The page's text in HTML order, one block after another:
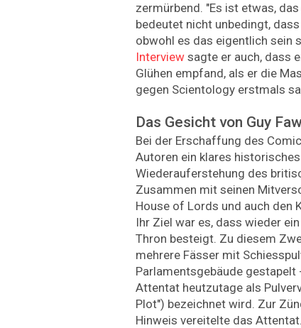
zermürbend. "Es ist etwas,
bedeutet nicht unbedingt,
obwohl es das eigentlich sein
Interview sagte er auch, dass
Glühen empfand, als er die
gegen Scientology erstmals
Das Gesicht von Guy
Bei der Erschaffung des
Autoren ein klares
Wiederauferstehung des
Zusammen mit seinen
House of Lords und auch den
Ihr Ziel war es, dass wieder
Thron besteigt. Zu diesem
mehrere Fässer mit
Parlamentsgebäude
Attentat heutzutage als
Plot") bezeichnet wird. Zur
Hinweis vereitelte das